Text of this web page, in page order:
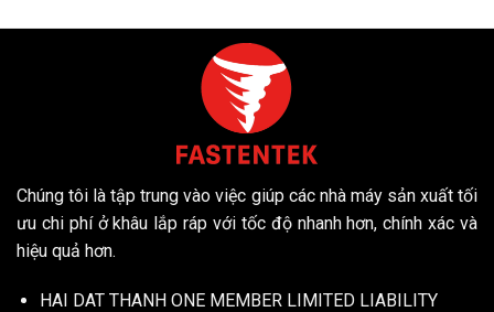
Chúng tôi là tập trung vào việc giúp các nhà máy sản xuất tối
ưu chi phí ở khâu lắp ráp với tốc độ nhanh hơn, chính xác và
hiệu quả hơn.
HAI DAT THANH ONE MEMBER LIMITED LIABILITY